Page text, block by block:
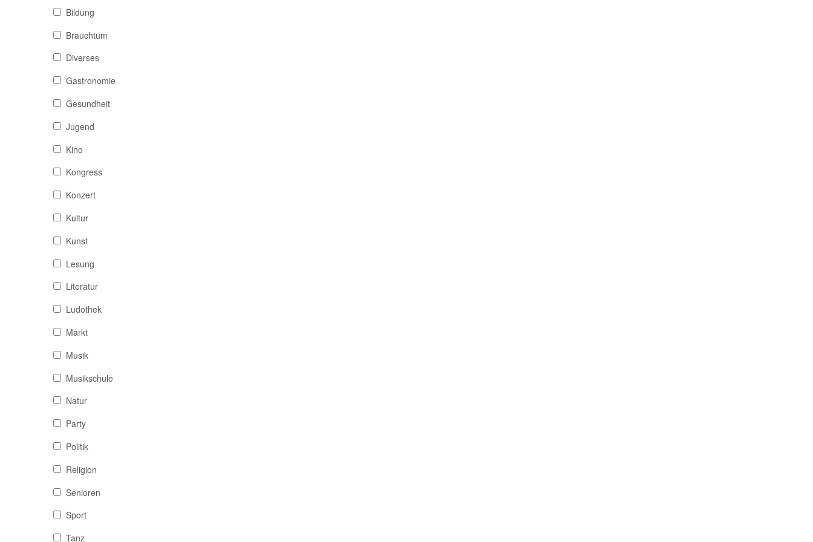
Bildung
Brauchtum
Diverses
Gastronomie
Gesundheit
Jugend
Kino
Kongress
Konzert
Kultur
Kunst
Lesung
Literatur
Ludothek
Markt
Musik
Musikschule
Natur
Party
Politik
Religion
Senioren
Sport
Tanz